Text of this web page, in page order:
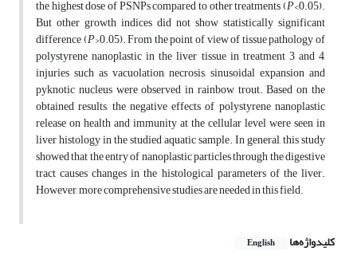
the highest dose of PSNPs compared to other treatments (P<0.05).
But other growth indices did not show statistically significant
difference (P>0.05). From the point of view of tissue pathology of
polystyrene nanoplastic in the liver tissue in treatment 3 and 4,
injuries such as vacuolation, necrosis, sinusoidal expansion and
pyknotic nucleus were observed in rainbow trout. Based on the
obtained results, the negative effects of polystyrene nanoplastic
release on health and immunity at the cellular level were seen in
liver histology in the studied aquatic sample. In general, this study
showed that the entry of nanoplastic particles through the digestive
tract causes changes in the histological parameters of the liver.
However, more comprehensive studies are needed in this field.
کلیدواژه‌ها English